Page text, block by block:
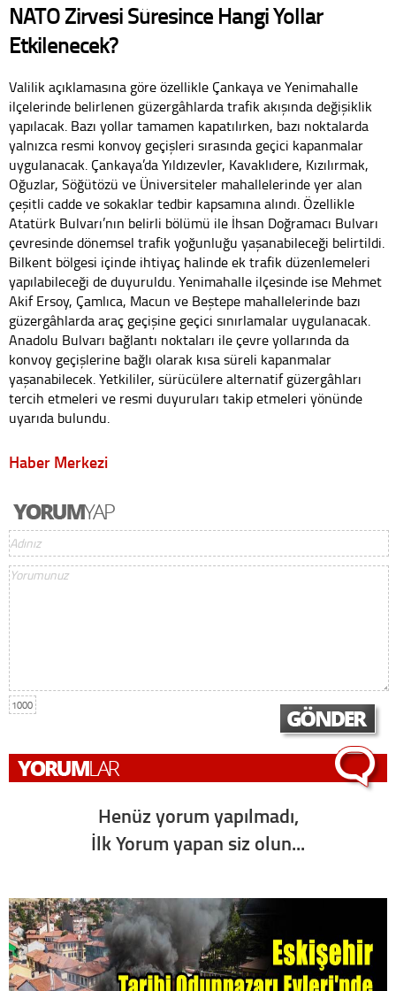
NATO Zirvesi Süresince Hangi Yollar
Etkilenecek?
Valilik açıklamasına göre özellikle Çankaya ve Yenimahalle
ilçelerinde belirlenen güzergâhlarda trafik akışında değişiklik
yapılacak. Bazı yollar tamamen kapatılırken, bazı noktalarda
yalnızca resmi konvoy geçişleri sırasında geçici kapanmalar
uygulanacak. Çankaya’da Yıldızevler, Kavaklıdere, Kızılırmak,
Oğuzlar, Söğütözü ve Üniversiteler mahallelerinde yer alan
çeşitli cadde ve sokaklar tedbir kapsamına alındı. Özellikle
Atatürk Bulvarı’nın belirli bölümü ile İhsan Doğramacı Bulvarı
çevresinde dönemsel trafik yoğunluğu yaşanabileceği belirtildi.
Bilkent bölgesi içinde ihtiyaç halinde ek trafik düzenlemeleri
yapılabileceği de duyuruldu. Yenimahalle ilçesinde ise Mehmet
Akif Ersoy, Çamlıca, Macun ve Beştepe mahallelerinde bazı
güzergâhlarda araç geçişine geçici sınırlamalar uygulanacak.
Anadolu Bulvarı bağlantı noktaları ile çevre yollarında da
konvoy geçişlerine bağlı olarak kısa süreli kapanmalar
yaşanabilecek. Yetkililer, sürücülere alternatif güzergâhları
tercih etmeleri ve resmi duyuruları takip etmeleri yönünde
uyarıda bulundu.
Haber Merkezi
1000
Henüz yorum yapılmadı,
İlk Yorum yapan siz olun...